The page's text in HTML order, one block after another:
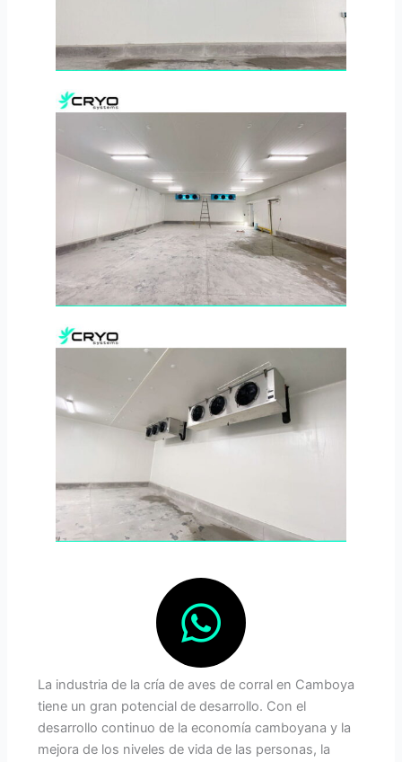
La industria de la cría de aves de corral en Camboya
tiene un gran potencial de desarrollo. Con el
desarrollo continuo de la economía camboyana y la
mejora de los niveles de vida de las personas, la